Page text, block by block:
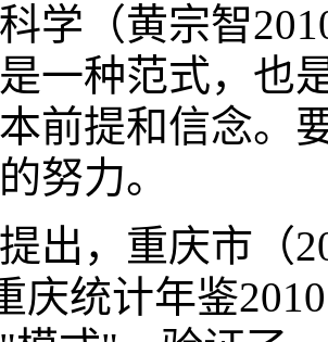
学（黄宗智
一种范式，也
前提和信念。
努力。
出，重庆市（
庆统计年鉴